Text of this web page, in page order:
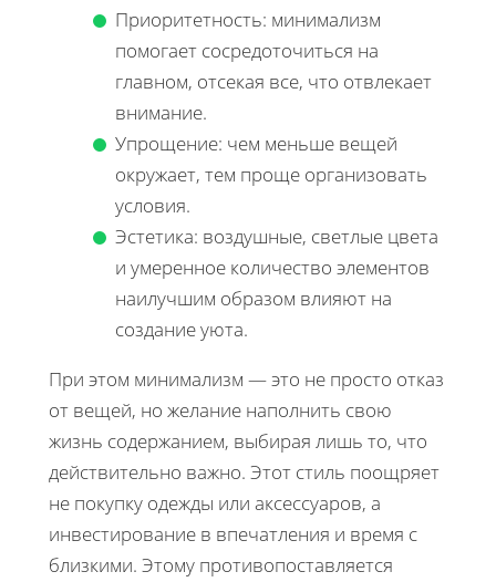
Приоритетность: минимализм
помогает сосредоточиться на
главном, отсекая все, что отвлекает
внимание.
Упрощение: чем меньше вещей
окружает, тем проще организовать
условия.
Эстетика: воздушные, светлые цвета
и умеренное количество элементов
наилучшим образом влияют на
создание уюта.
При этом минимализм — это не просто отказ
от вещей, но желание наполнить свою
жизнь содержанием, выбирая лишь то, что
действительно важно. Этот стиль поощряет
не покупку одежды или аксессуаров, а
инвестирование в впечатления и время с
близкими. Этому противопоставляется